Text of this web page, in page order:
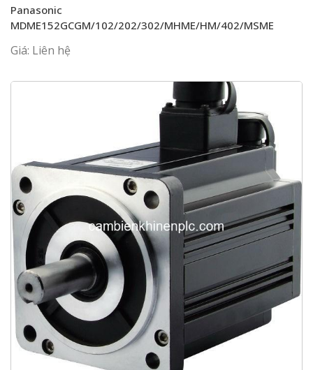
Panasonic
MDME152GCGM/102/202/302/MHME/HM/402/MSME
Giá: Liên hệ